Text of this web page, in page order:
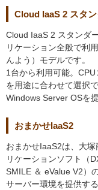
Cloud IaaS 2 スタ
Cloud IaaS 2 スタンダ
リケーション全般で利
んよう）モデルです。
1台から利用可能。
を用途に合わせて選択
Windows Server OSを
おまかせIaaS2
おまかせIaaS2は、大
リケーションソフト（
SMILE ＆ eValue V2）
サーバー環境を提供す